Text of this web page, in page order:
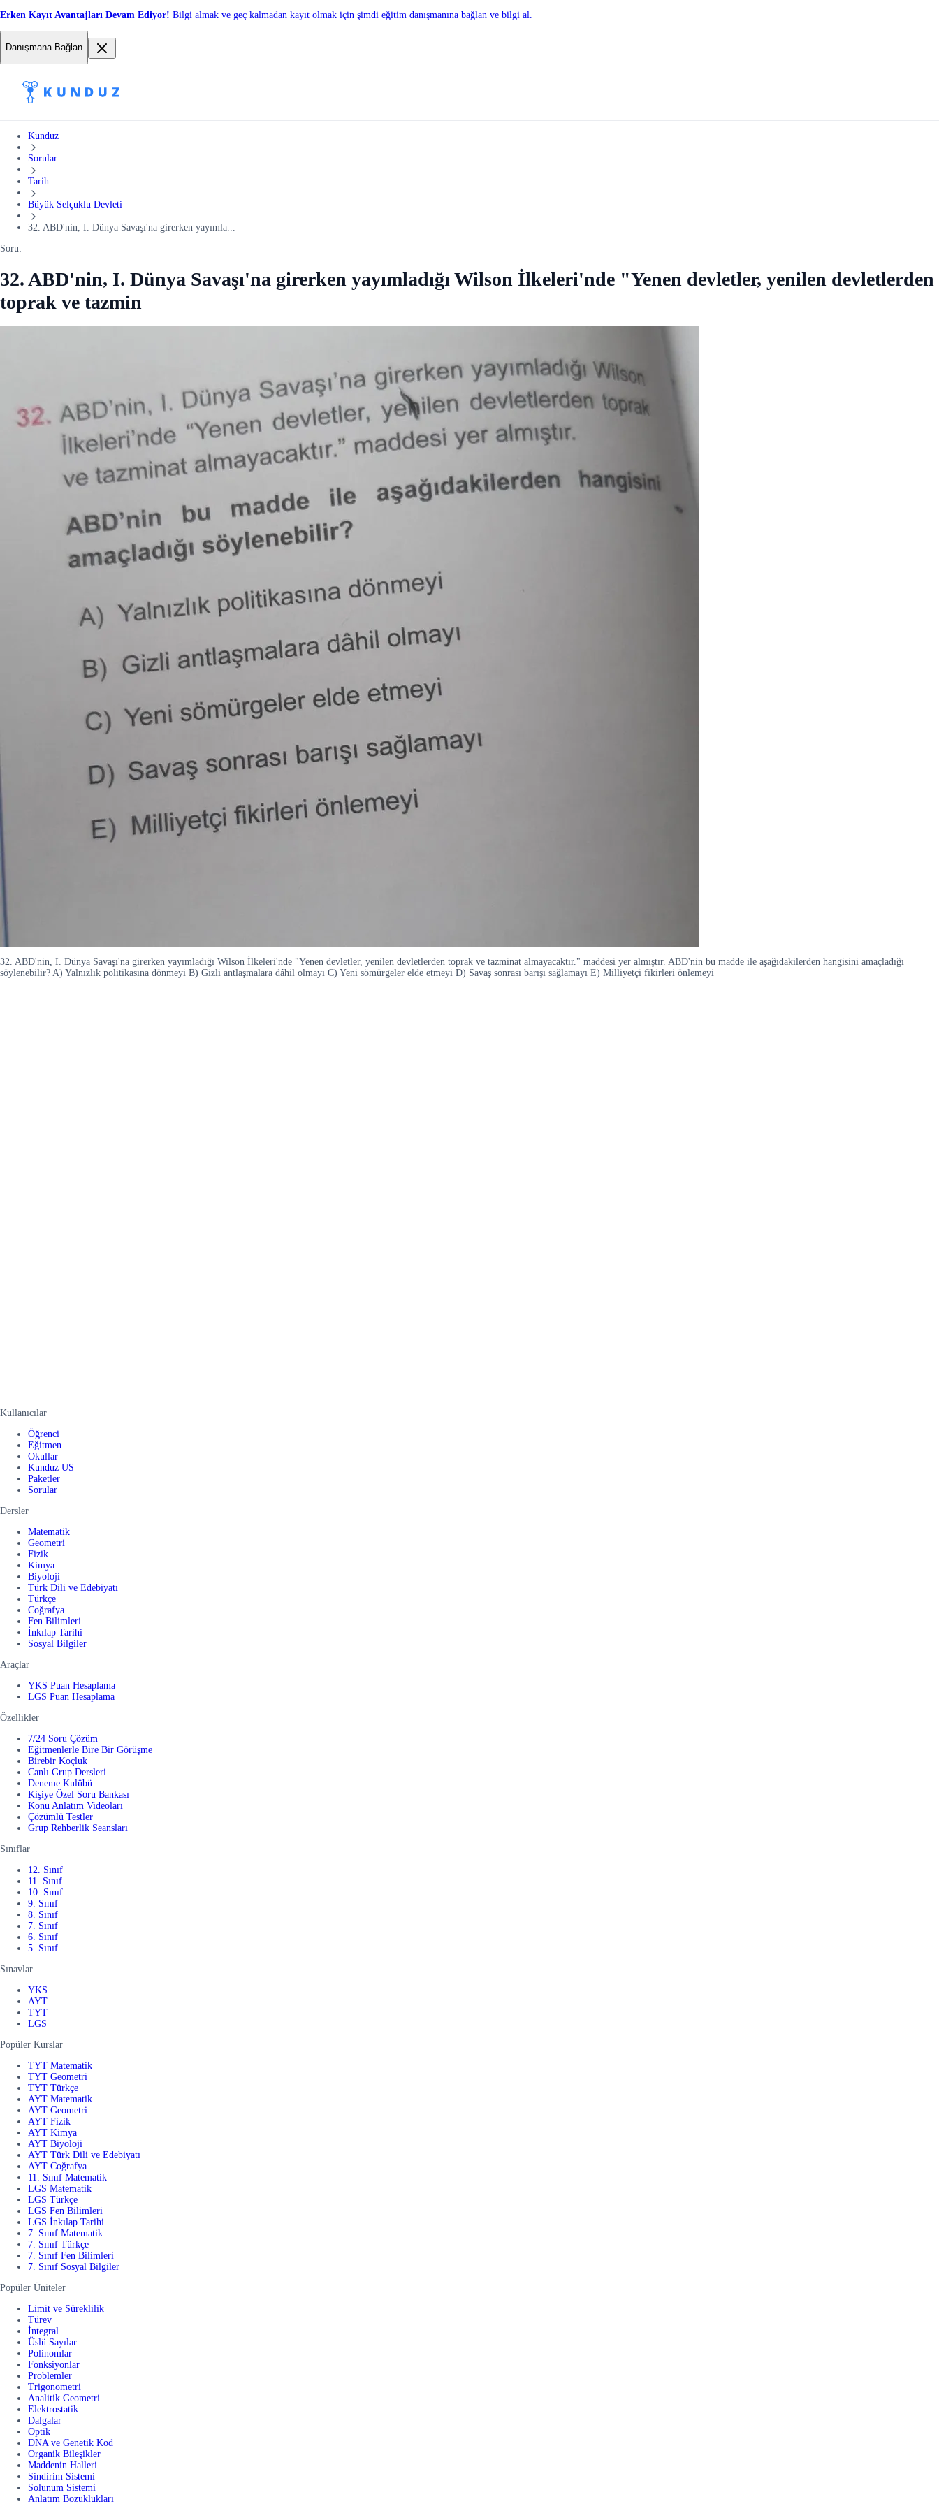
Erken Kayıt Avantajları Devam Ediyor! Bilgi almak ve geç kalmadan kayıt olmak için şimdi eğitim danışmanına bağlan ve bilgi al.
Danışmana Bağlan
Kunduz
Sorular
Tarih
Büyük Selçuklu Devleti
32. ABD'nin, I. Dünya Savaşı'na girerken yayımla...
Soru:
32. ABD'nin, I. Dünya Savaşı'na girerken yayımladığı Wilson İlkeleri'nde "Yenen devletler, yenilen devletlerden
toprak ve tazmin
32. ABD'nin, I. Dünya Savaşı'na girerken yayımladığı Wilson İlkeleri'nde "Yenen devletler, yenilen devletlerden toprak ve tazminat almayacaktır." maddesi yer almıştır. ABD'nin bu madde ile aşağıdakilerden hangisini amaçladığı
söylenebilir? A) Yalnızlık politikasına dönmeyi B) Gizli antlaşmalara dâhil olmayı C) Yeni sömürgeler elde etmeyi D) Savaş sonrası barışı sağlamayı E) Milliyetçi fikirleri önlemeyi
Kullanıcılar
Öğrenci
Eğitmen
Okullar
Kunduz US
Paketler
Sorular
Dersler
Matematik
Geometri
Fizik
Kimya
Biyoloji
Türk Dili ve Edebiyatı
Türkçe
Coğrafya
Fen Bilimleri
İnkılap Tarihi
Sosyal Bilgiler
Araçlar
YKS Puan Hesaplama
LGS Puan Hesaplama
Özellikler
7/24 Soru Çözüm
Eğitmenlerle Bire Bir Görüşme
Birebir Koçluk
Canlı Grup Dersleri
Deneme Kulübü
Kişiye Özel Soru Bankası
Konu Anlatım Videoları
Çözümlü Testler
Grup Rehberlik Seansları
Sınıflar
12. Sınıf
11. Sınıf
10. Sınıf
9. Sınıf
8. Sınıf
7. Sınıf
6. Sınıf
5. Sınıf
Sınavlar
YKS
AYT
TYT
LGS
Popüler Kurslar
TYT Matematik
TYT Geometri
TYT Türkçe
AYT Matematik
AYT Geometri
AYT Fizik
AYT Kimya
AYT Biyoloji
AYT Türk Dili ve Edebiyatı
AYT Coğrafya
11. Sınıf Matematik
LGS Matematik
LGS Türkçe
LGS Fen Bilimleri
LGS İnkılap Tarihi
7. Sınıf Matematik
7. Sınıf Türkçe
7. Sınıf Fen Bilimleri
7. Sınıf Sosyal Bilgiler
Popüler Üniteler
Limit ve Süreklilik
Türev
İntegral
Üslü Sayılar
Polinomlar
Fonksiyonlar
Problemler
Trigonometri
Analitik Geometri
Elektrostatik
Dalgalar
Optik
DNA ve Genetik Kod
Organik Bileşikler
Maddenin Halleri
Sindirim Sistemi
Solunum Sistemi
Anlatım Bozuklukları